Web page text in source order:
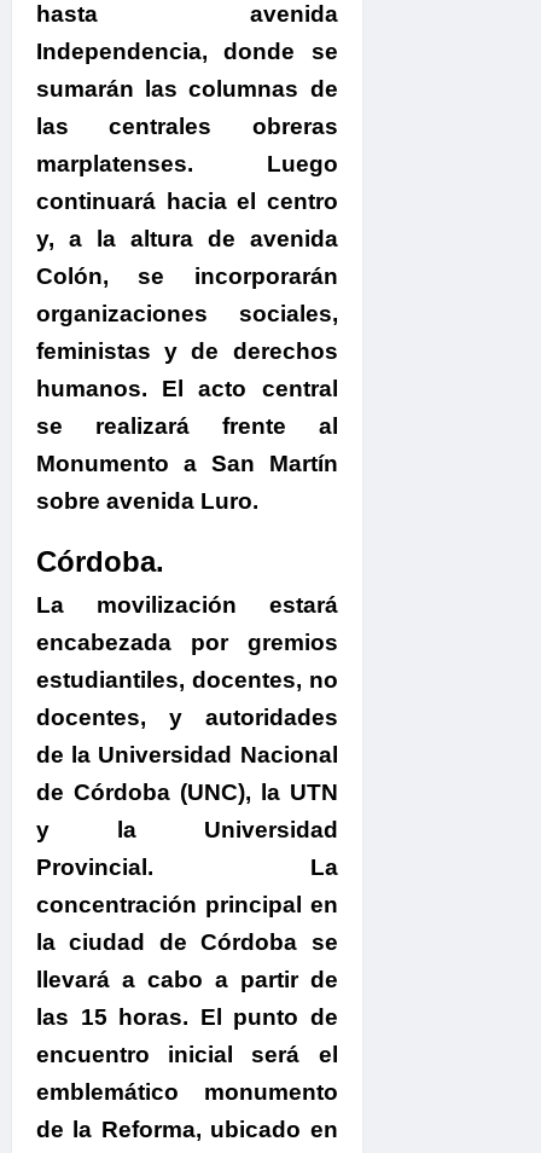
hasta avenida
Independencia, donde se
sumarán las columnas de
las centrales obreras
marplatenses. Luego
continuará hacia el centro
y, a la altura de avenida
Colón, se incorporarán
organizaciones sociales,
feministas y de derechos
humanos. El acto central
se realizará frente al
Monumento a San Martín
sobre avenida Luro.
Córdoba.
La movilización estará
encabezada por gremios
estudiantiles, docentes, no
docentes, y autoridades
de la Universidad Nacional
de Córdoba (UNC), la UTN
y la Universidad
Provincial. La
concentración principal en
la ciudad de Córdoba se
llevará a cabo a partir de
las 15 horas. El punto de
encuentro inicial será el
emblemático monumento
de la Reforma, ubicado en